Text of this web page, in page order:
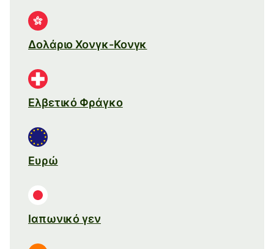
Δολάριο Χονγκ-Κονγκ
Ελβετικό Φράγκο
Ευρώ
Ιαπωνικό γεν